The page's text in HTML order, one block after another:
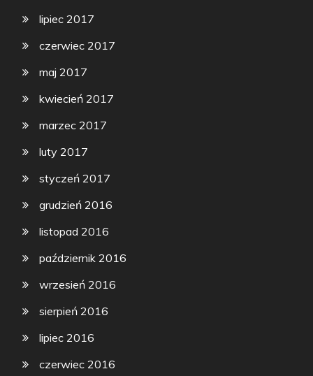
lipiec 2017
czerwiec 2017
maj 2017
kwiecień 2017
marzec 2017
luty 2017
styczeń 2017
grudzień 2016
listopad 2016
październik 2016
wrzesień 2016
sierpień 2016
lipiec 2016
czerwiec 2016